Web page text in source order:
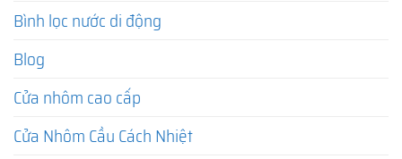
Bình lọc nước di động
Blog
Cửa nhôm cao cấp
Cửa Nhôm Cầu Cách Nhiệt